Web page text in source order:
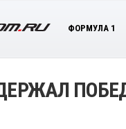
ФОРМУЛА 1